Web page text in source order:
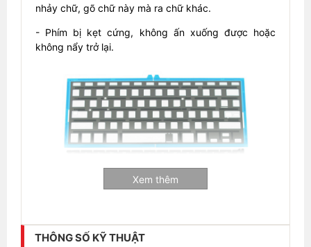
nhảy chữ, gõ chữ này mà ra chữ khác.
- Phím bị kẹt cứng, không ấn xuống được hoặc
không nẩy trở lại.
Xem thêm
THÔNG SỐ KỸ THUẬT